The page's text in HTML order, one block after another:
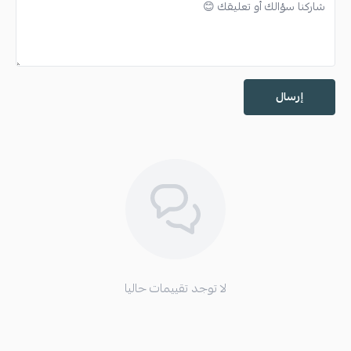
إرسال
لا توجد تقييمات حاليا